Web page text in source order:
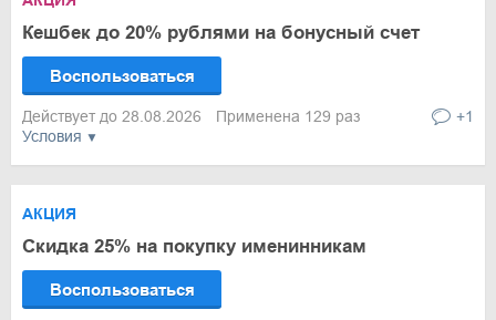
Условия
Кешбек до 20% рублями на бонусный счет
Воспользоваться
Действует до 28.08.2026 Применена 129 раз +1
АКЦИЯ
Скидка 25% на покупку именинникам
Воспользоваться